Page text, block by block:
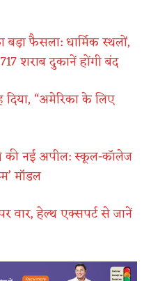
फैसला: धार्मिक स्थलों,
शराब दुकानें होंगी बंद
“अमेरिका के लिए
की नई अपील: स्कूल-कॉलेज
मॉडल
वार, हेल्थ एक्सपर्ट से जानें